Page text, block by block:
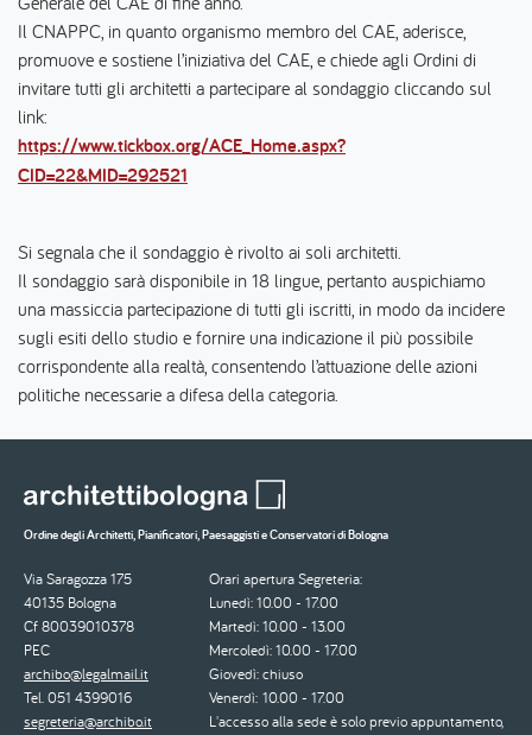
Il CNAPPC, in quanto organismo membro del CAE, aderisce,
promuove e sostiene l’iniziativa del CAE, e chiede agli Ordini di
invitare tutti gli architetti a partecipare al sondaggio cliccando sul
link:
https://www.tickbox.org/ACE_Home.aspx?
CID=22&MID=292521
Si segnala che il sondaggio è rivolto ai soli architetti.
Il sondaggio sarà disponibile in 18 lingue, pertanto auspichiamo
una massiccia partecipazione di tutti gli iscritti, in modo da incidere
sugli esiti dello studio e fornire una indicazione il più possibile
corrispondente alla realtà, consentendo l’attuazione delle azioni
politiche necessarie a difesa della categoria.
Ordine degli Architetti, Pianificatori, Paesaggisti e Conservatori di Bologna
Via Saragozza 175
40135 Bologna
Cf 80039010378
PEC
archibo@legalmail.it
Tel. 051 4399016
segreteria@archibo.it
Orari apertura Segreteria:
Lunedì: 10.00 - 17.00
Martedì: 10.00 - 13.00
Mercoledì: 10.00 - 17.00
Giovedì: chiuso
Venerdì: 10.00 - 17.00
L'accesso alla sede è solo previo appuntamento,